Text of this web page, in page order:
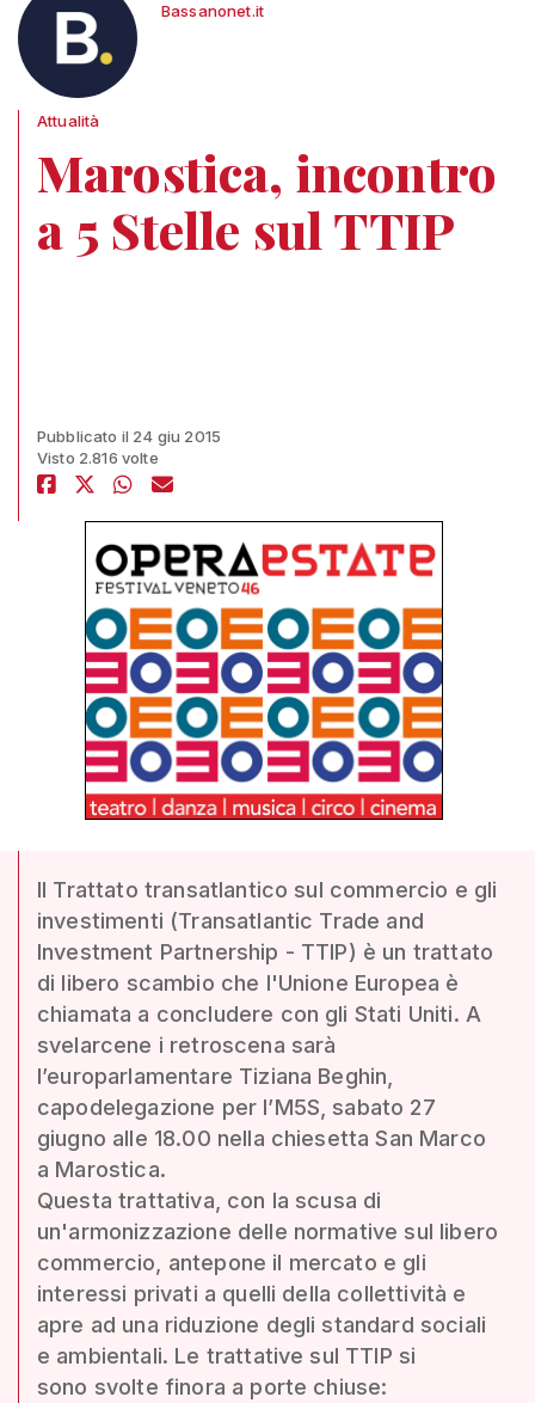
Bassanonet.it
Attualità
Marostica, incontro
a 5 Stelle sul TTIP
Pubblicato il 24 giu 2015
Visto 2.816 volte
Il Trattato transatlantico sul commercio e gli
investimenti (Transatlantic Trade and
Investment Partnership - TTIP) è un trattato
di libero scambio che l'Unione Europea è
chiamata a concludere con gli Stati Uniti. A
svelarcene i retroscena sarà
l’europarlamentare Tiziana Beghin,
capodelegazione per l’M5S, sabato 27
giugno alle 18.00 nella chiesetta San Marco
a Marostica.
Questa trattativa, con la scusa di
un'armonizzazione delle normative sul libero
commercio, antepone il mercato e gli
interessi privati a quelli della collettività e
apre ad una riduzione degli standard sociali
e ambientali. Le trattative sul TTIP si
sono svolte finora a porte chiuse: